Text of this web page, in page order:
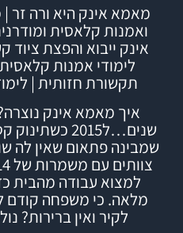
מאמא אינק היא ורה זר
ואמנות קלאסית
אינק ייבוא והפצת ציוד
לימודי אמנות
תקשורת חזותית |
איך מאמא אינק
שנים…ל2015
שמבינה פתאום שאין לה
למצוא עבודה מהבית
מלאה. כי משפחה קודם
לקיר ואין ברירות?